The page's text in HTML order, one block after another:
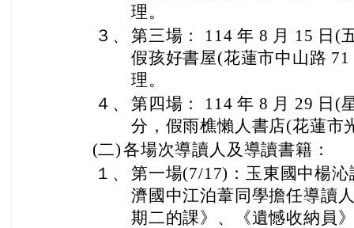
理。
３、 第三場： 114 年 8 月 15 日(
假孩好書屋(花蓮市中山路
理。
４、 第四場： 114 年 8 月 29 日(
分，假雨樵懶人書店(花蓮市
(二)各場次導讀人及導讀書籍：
１、 第一場(7/17)：玉東國中楊
濟國中江泊葦同學擔任導讀
期二的課》、《遺憾收納員